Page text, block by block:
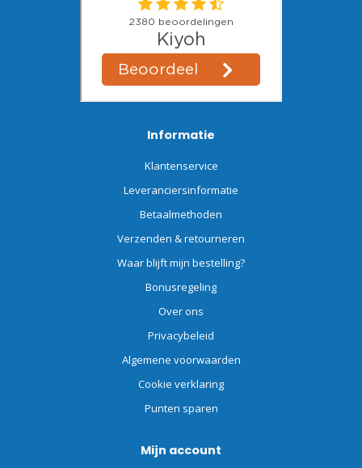
Informatie
Klantenservice
Leveranciersinformatie
Betaalmethoden
Verzenden & retourneren
Waar blijft mijn bestelling?
Bonusregeling
Over ons
Privacybeleid
Algemene voorwaarden
Cookie verklaring
Punten sparen
Mijn account